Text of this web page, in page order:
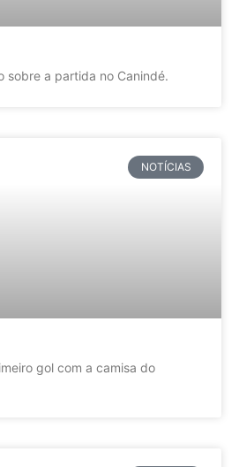
sobre a partida no Canindé.
NOTÍCIAS
gol com a camisa do